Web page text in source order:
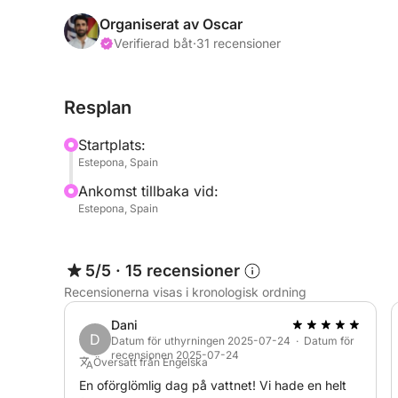
En professionell kapten guidar dig till våra
• Aktiviteter: wakeboard, skidåkning, munkar,
Ingår
Snacks, drycker, försäkring, städning
Ingår ej
Kontakta oss så tar vi hand om allt.
Organiserat av Oscar
Verifierad båt·31 recensioner
Resplan
Startplats:
Estepona, Spain
Ankomst tillbaka vid:
Estepona, Spain
5/5 · 15 recensioner
Recensionerna visas i kronologisk ordning
D
Dani
Datum för uthyrningen 2025-07-24 · Datum för
recensionen 2025-07-24
Översatt från Engelska
En oförglömlig dag på vattnet! Vi hade en helt